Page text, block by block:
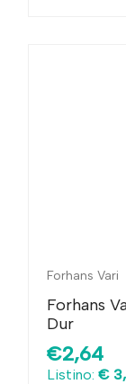
Forhans Vari
Forhans
Dur
€2,64
Listino: €